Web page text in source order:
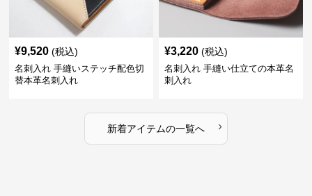
¥9,520 (税込)
名刺入れ 手縫いステッチ配色切
替本革名刺入れ
¥3,220 (税込)
名刺入れ 手縫い仕立ての本革名
刺入れ
新着アイテムの一覧へ ›